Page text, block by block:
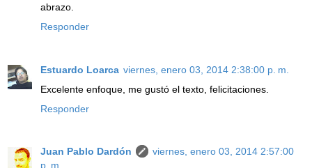
abrazo.
Responder
Estuardo Loarca viernes, enero 03, 2014 2:38:00 p. m.
Excelente enfoque, me gustó el texto, felicitaciones.
Responder
Juan Pablo Dardón
viernes, enero 03, 2014 2:57:00
p. m.